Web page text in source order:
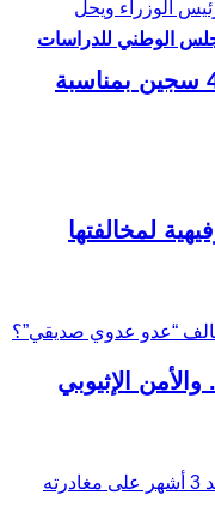
الوطني للدراسات
الرئيس الإيفواري يعفو عن 4600 سجين بمناسبة
18 فعالية ترفيهية لمخالفتها
5 مدنيين.. والأمن الإثيوبي